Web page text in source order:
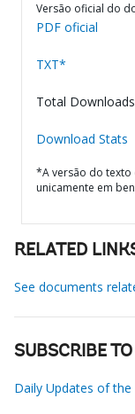
Versão oficial do
PDF oficial
TXT*
Total
Download Stats
*A versão do texto
unicamente em
RELATED
See documents
SUBSCRIBE
Daily Updates of